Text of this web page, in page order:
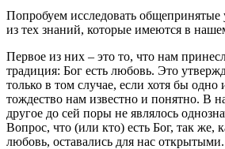
Попробуем исследовать общепринятые
из тех знаний, которые имеются в
Первое из них – это то, что нам
традиция: Бог есть любовь. Это
только в том случае, если хотя бы одно
тождество нам известно и понятно. В
другое до сей поры не являлось
Вопрос, что (или кто) есть Бог, так же,
любовь, оставались для нас открытыми.